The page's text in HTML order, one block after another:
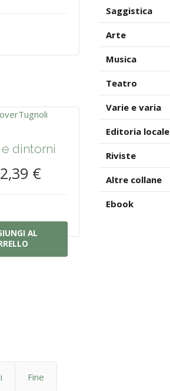
dintorni
€
AL
Fine
Saggistica
Arte
Musica
Teatro
Varie e varia
Editoria locale
Riviste
Altre collane
Ebook